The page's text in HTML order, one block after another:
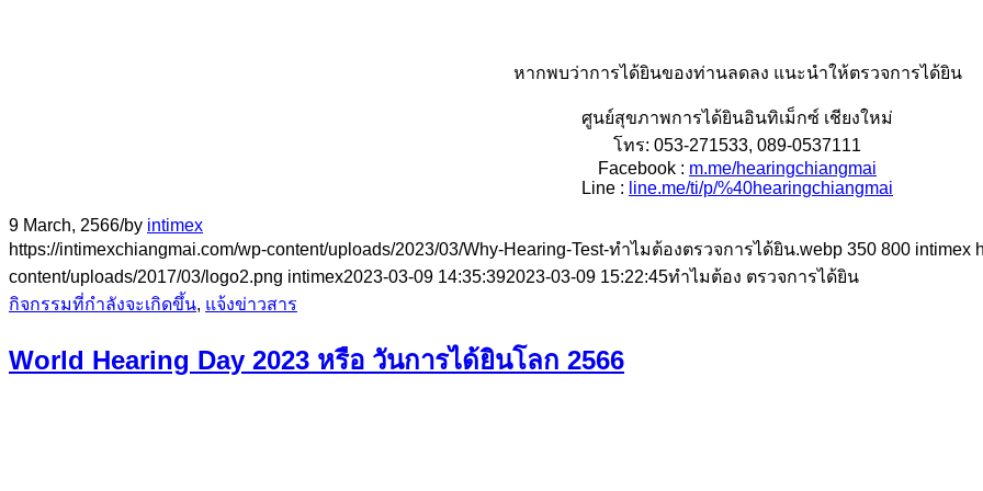
หากพบว่าการได้ยินของท่านลดลง แนะนำให้ตรวจการได้ยิน
ศูนย์สุขภาพการได้ยินอินทิเม็กซ์ เชียงใหม่
โทร: 053-271533, 089-0537111
Facebook : m.me/hearingchiangmai
Line : line.me/ti/p/%40hearingchiangmai
9 March, 2566/by intimex
https://intimexchiangmai.com/wp-content/uploads/2023/03/Why-Hearing-Test-ทำไมต้องตรวจการได้ยิน.webp 350 800 intimex
content/uploads/2017/03/logo2.png intimex2023-03-09 14:35:392023-03-09 15:22:45ทำไมต้อง ตรวจการได้ยิน
กิจกรรมที่กำลังจะเกิดขึ้น, แจ้งข่าวสาร
World Hearing Day 2023 หรือ วันการได้ยินโลก 2566